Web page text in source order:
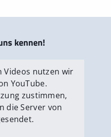
kennen!
Videos nutzen wir
YouTube.
zustimmen,
die Server von